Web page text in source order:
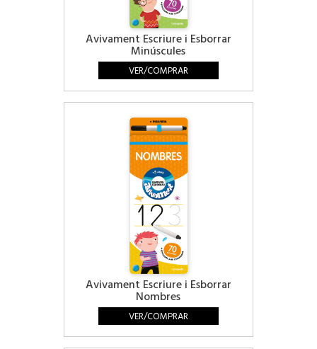
Avivament Escriure i Esborrar
Minúscules
VER/COMPRAR
Avivament Escriure i Esborrar
Nombres
VER/COMPRAR